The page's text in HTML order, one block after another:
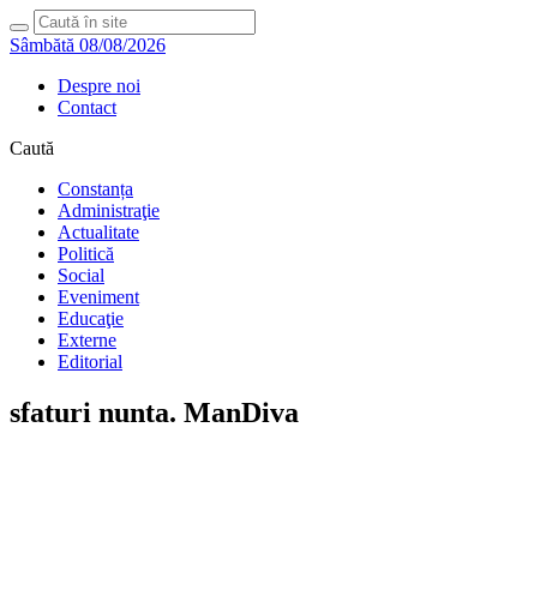
Sâmbătă 08/08/2026
Despre noi
Contact
Caută
Constanța
Administraţie
Actualitate
Politică
Social
Eveniment
Educaţie
Externe
Editorial
sfaturi nunta. ManDiva